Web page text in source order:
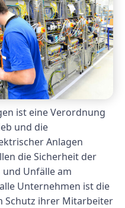
ist eine Verordnung
und die
Anlagen
die Sicherheit der
Unfälle am
Unternehmen ist die
Schutz ihrer Mitarbeiter